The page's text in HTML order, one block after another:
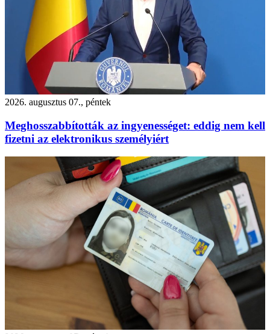
2026. augusztus 07., péntek
Meghosszabbították az ingyenességet: eddig nem kell
fizetni az elektronikus személyiért